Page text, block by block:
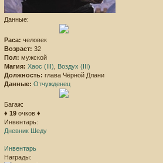
Данные:
Раса: человек
Возраст: 32
Пол: мужской
Магия: Хаос (III)
Воздух (III)
Должность: глава Чёрной Длани
Данные: Отчужденец
Багаж:
♦ 19 очков ♦
Инвентарь:
Дневник Шеду
Инвентарь
Награды: